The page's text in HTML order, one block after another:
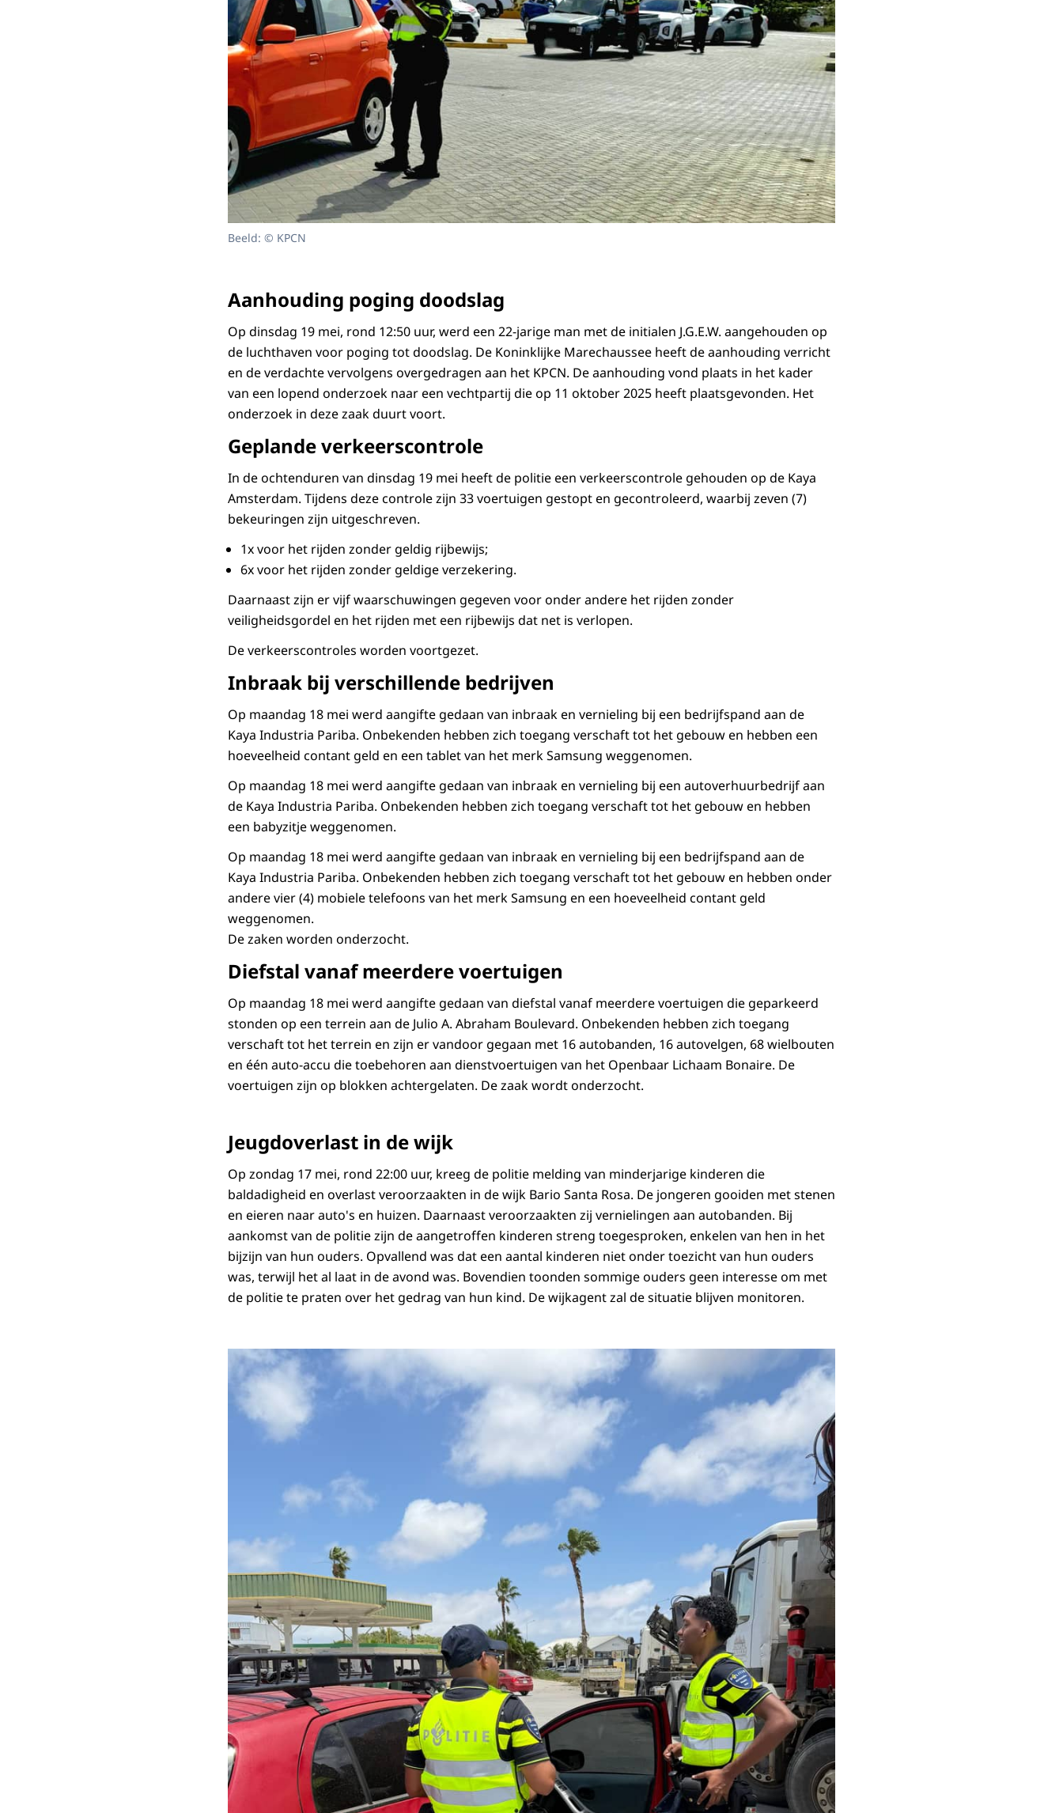
Beeld: © KPCN
Aanhouding poging doodslag
Op dinsdag 19 mei, rond 12:50 uur, werd een 22-jarige man met de initialen J.G.E.W. aangehouden op
de luchthaven voor poging tot doodslag. De Koninklijke Marechaussee heeft de aanhouding verricht
en de verdachte vervolgens overgedragen aan het KPCN. De aanhouding vond plaats in het kader
van een lopend onderzoek naar een vechtpartij die op 11 oktober 2025 heeft plaatsgevonden. Het
onderzoek in deze zaak duurt voort.
Geplande verkeerscontrole
In de ochtenduren van dinsdag 19 mei heeft de politie een verkeerscontrole gehouden op de Kaya
Amsterdam. Tijdens deze controle zijn 33 voertuigen gestopt en gecontroleerd, waarbij zeven (7)
bekeuringen zijn uitgeschreven.
1x voor het rijden zonder geldig rijbewijs;
6x voor het rijden zonder geldige verzekering.
Daarnaast zijn er vijf waarschuwingen gegeven voor onder andere het rijden zonder
veiligheidsgordel en het rijden met een rijbewijs dat net is verlopen.
De verkeerscontroles worden voortgezet.
Inbraak bij verschillende bedrijven
Op maandag 18 mei werd aangifte gedaan van inbraak en vernieling bij een bedrijfspand aan de
Kaya Industria Pariba. Onbekenden hebben zich toegang verschaft tot het gebouw en hebben een
hoeveelheid contant geld en een tablet van het merk Samsung weggenomen.
Op maandag 18 mei werd aangifte gedaan van inbraak en vernieling bij een autoverhuurbedrijf aan
de Kaya Industria Pariba. Onbekenden hebben zich toegang verschaft tot het gebouw en hebben
een babyzitje weggenomen.
Op maandag 18 mei werd aangifte gedaan van inbraak en vernieling bij een bedrijfspand aan de
Kaya Industria Pariba. Onbekenden hebben zich toegang verschaft tot het gebouw en hebben onder
andere vier (4) mobiele telefoons van het merk Samsung en een hoeveelheid contant geld
weggenomen.
De zaken worden onderzocht.
Diefstal vanaf meerdere voertuigen
Op maandag 18 mei werd aangifte gedaan van diefstal vanaf meerdere voertuigen die geparkeerd
stonden op een terrein aan de Julio A. Abraham Boulevard. Onbekenden hebben zich toegang
verschaft tot het terrein en zijn er vandoor gegaan met 16 autobanden, 16 autovelgen, 68 wielbouten
en één auto-accu die toebehoren aan dienstvoertuigen van het Openbaar Lichaam Bonaire. De
voertuigen zijn op blokken achtergelaten. De zaak wordt onderzocht.
Jeugdoverlast in de wijk
Op zondag 17 mei, rond 22:00 uur, kreeg de politie melding van minderjarige kinderen die
baldadigheid en overlast veroorzaakten in de wijk Bario Santa Rosa. De jongeren gooiden met stenen
en eieren naar auto's en huizen. Daarnaast veroorzaakten zij vernielingen aan autobanden. Bij
aankomst van de politie zijn de aangetroffen kinderen streng toegesproken, enkelen van hen in het
bijzijn van hun ouders. Opvallend was dat een aantal kinderen niet onder toezicht van hun ouders
was, terwijl het al laat in de avond was. Bovendien toonden sommige ouders geen interesse om met
de politie te praten over het gedrag van hun kind. De wijkagent zal de situatie blijven monitoren.